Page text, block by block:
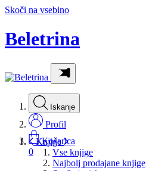
Skoči na vsebino
Beletrina
Iskanje
Profil
Košarica
0
Knjige
Vse knjige
Najbolj prodajane knjige